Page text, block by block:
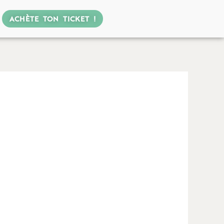
ACHÈTE TON TICKET !